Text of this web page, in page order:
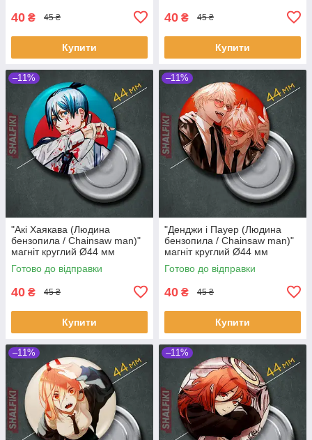
40 ₴ 45 ₴
Купити
40 ₴ 45 ₴
Купити
–11%
"Акі Хаякава (Людина
бензопила / Chainsaw man)"
магніт круглий Ø44 мм
Готово до відправки
40 ₴ 45 ₴
Купити
–11%
"Денджи і Пауер (Людина
бензопила / Chainsaw man)"
магніт круглий Ø44 мм
Готово до відправки
40 ₴ 45 ₴
Купити
–11% –11%